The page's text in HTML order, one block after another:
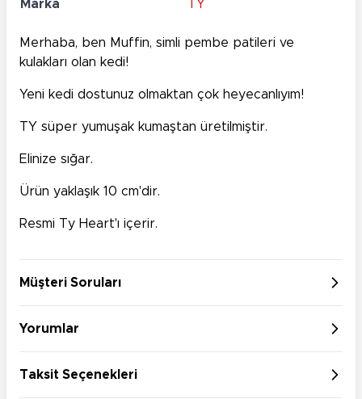
Marka TY
Merhaba, ben Muffin, simli pembe patileri ve
kulakları olan kedi!
Yeni kedi dostunuz olmaktan çok heyecanlıyım!
TY süper yumuşak kumaştan üretilmiştir.
Elinize sığar.
Ürün yaklaşık 10 cm'dir.
Resmi Ty Heart'ı içerir.
Müşteri Soruları
Yorumlar
Taksit Seçenekleri